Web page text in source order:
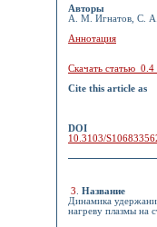
Авторы
А. М. Игнатов, С.
Аннотация
Скачать статью
Cite this article as
DOI
10.3103/
3
Название
Динамика
нагреву плазмы